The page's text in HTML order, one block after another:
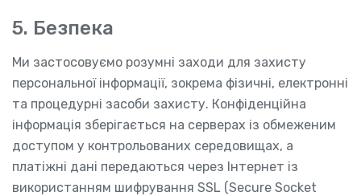
5. Безпека
Ми застосовуємо розумні заходи для захисту
персональної інформації, зокрема фізичні, електронні
та процедурні засоби захисту. Конфіденційна
інформація зберігається на серверах із обмеженим
доступом у контрольованих середовищах, а
платіжні дані передаються через Інтернет із
використанням шифрування SSL (Secure Socket